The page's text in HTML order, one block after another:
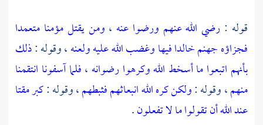
قوله : رضي الله عنهم ورضوا عنه ، ومن يقتل مؤمنا متعمدا
فجزاؤه جهنم خالدا فيها وغضب الله عليه ولعنه، وقوله :ذلك
بأنهم اتبعوا ما أسخط الله وكرهوا رضوانه ،فلما آسفونا انتقمنا
منهم، وقوله :ولكن كره الله انبعاثهم فثبطهم، وقوله :كبر مقتا
عند الله أن تقولوا ما لا تفعلون.